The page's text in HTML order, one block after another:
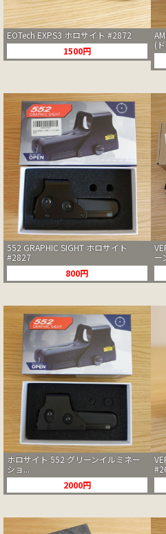
EOTech EXPS3 ホロサイト #2872
1500円
(
552 GRAPHIC SIGHT ホロサイト
#2827
800円
ー
ホロサイト 552 グリーンイルミネー
ショ...
2000円